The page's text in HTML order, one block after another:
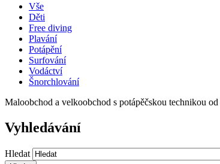
Vše
Děti
Free diving
Plavání
Potápění
Surfování
Vodáctví
Šnorchlování
Maloobchod a velkoobchod s potápěčskou technikou od
Vyhledávání
Hledat